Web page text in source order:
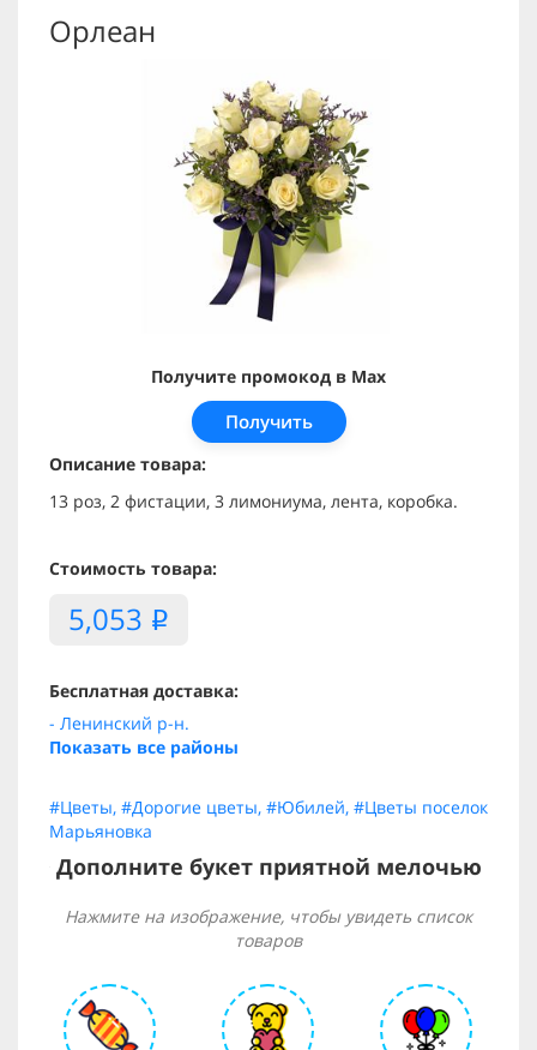
Орлеан
Получите промокод в Max
Получить
Описание товара:
13 роз, 2 фистации, 3 лимониума, лента, коробка.
Стоимость товара:
5,053 i
Бесплатная доставка:
- Ленинский р-н.
Показать все районы
#Цветы, #Дорогие цветы, #Юбилей, #Цветы поселок
Марьяновка
Дополните букет приятной мелочью
Нажмите на изображение, чтобы увидеть список
товаров